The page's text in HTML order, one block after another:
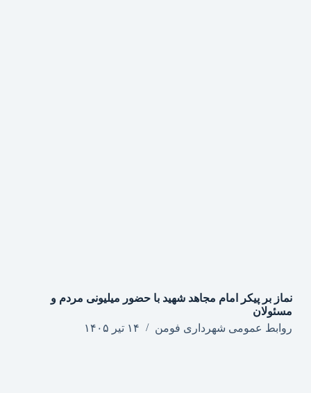
نماز بر پیکر امام مجاهد شهید با حضور میلیونی مردم و
مسئولان
روابط عمومی شهرداری فومن
۱۴ تیر ۱۴۰۵